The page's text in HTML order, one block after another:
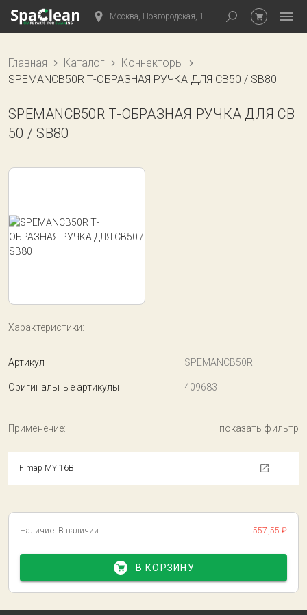
Москва, Новгородская, 1
Главная Каталог
Коннекторы
SPEMANCB50R Т-ОБРАЗНАЯ РУЧКА ДЛЯ CB50 / SB80
SPEMANCB50R Т-ОБРАЗНАЯ РУЧКА ДЛЯ CB
50 / SB80
Характеристики:
Артикул SPEMANCB50R
Оригинальные артикулы 409683
Применение: показать фильтр
Fimap MY 16B
Наличие: В наличии 557,55 ₽
В КОРЗИНУ